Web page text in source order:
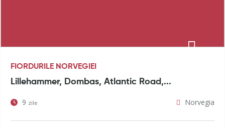
FIORDURILE NORVEGIEI
Lillehammer, Dombas, Atlantic Road,...
9 zile Norvegia